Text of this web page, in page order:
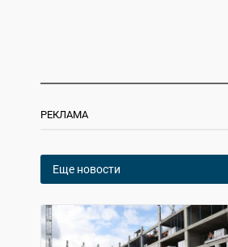
РЕКЛАМА
Еще новости